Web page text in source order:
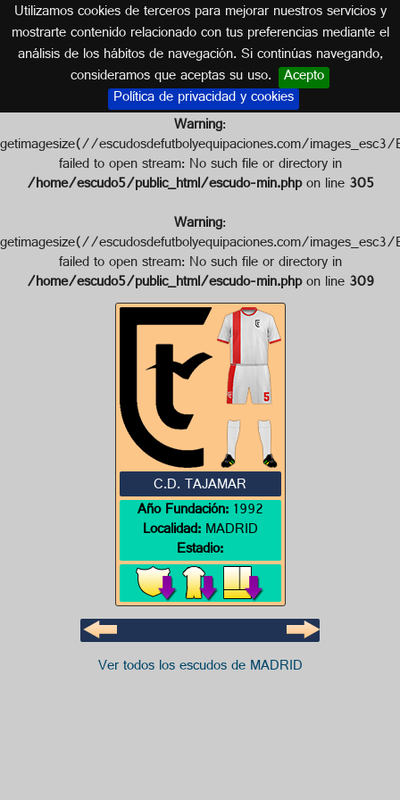
Utilizamos cookies de terceros para mejorar nuestros servicios y
mostrarte contenido relacionado con tus preferencias mediante el
análisis de los hábitos de navegación. Si continúas navegando,
consideramos que aceptas su uso. Acepto
Política de privacidad y cookies
Escudo de C.D. TAJAMAR
MADRID
Warning:
getimagesize(//escudosdefutbolyequipaciones.com/
failed to open stream: No such file or directory in
/home/escudo5/public_html/escudo-min.phpon line305
Warning:
getimagesize(//escudosdefutbolyequipaciones.com/
failed to open stream: No such file or directory in
/home/escudo5/public_html/escudo-min.phpon line309
C.D. TAJAMAR
Año Fundación:1992
Localidad:MADRID
Estadio:
Ver todos los escudos de MADRID